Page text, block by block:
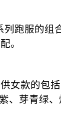
列跑服的组
。
女款的包
、芽青绿